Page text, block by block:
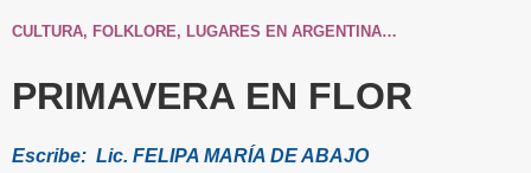
CULTURA, FOLKLORE, LUGARES EN ARGENTINA…
PRIMAVERA EN FLOR
Escribe: Lic. FELIPA MARÍA DE ABAJO